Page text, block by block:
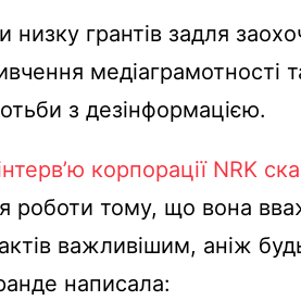
низку грантів задля
медіаграмотності
з дезінформацією.
корпорації NRK
роботи тому, що вона
важливішим, аніж
написала: